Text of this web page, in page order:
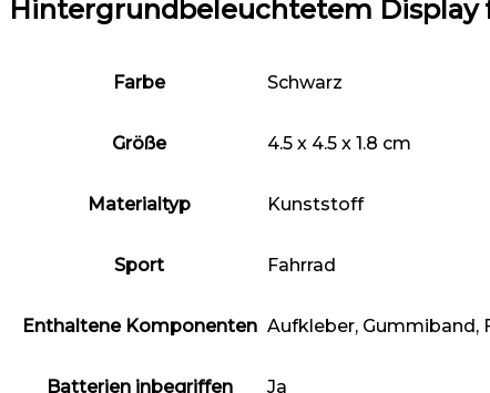
Hintergrundbeleuchtetem Display
Farbe ‎Schwarz
Größe ‎4.5 x 4.5 x 1.8 cm
Materialtyp ‎Kunststoff
Sport ‎Fahrrad
Enthaltene Komponenten ‎Aufkleber, Gummiband,
Batterien inbegriffen ‎Ja